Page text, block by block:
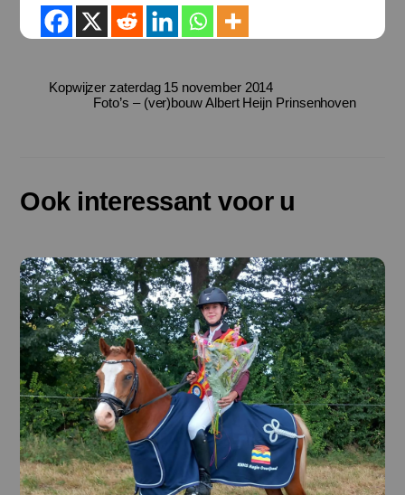
Kopwijzer zaterdag 15 november 2014
Foto’s – (ver)bouw Albert Heijn Prinsenhoven
Ook interessant voor u